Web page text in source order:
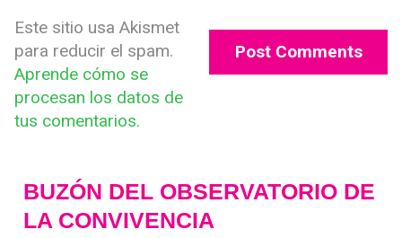
Este sitio usa Akismet
para reducir el spam.
Aprende cómo se
procesan los datos de
tus comentarios.
BUZÓN DEL OBSERVATORIO DE
LA CONVIVENCIA